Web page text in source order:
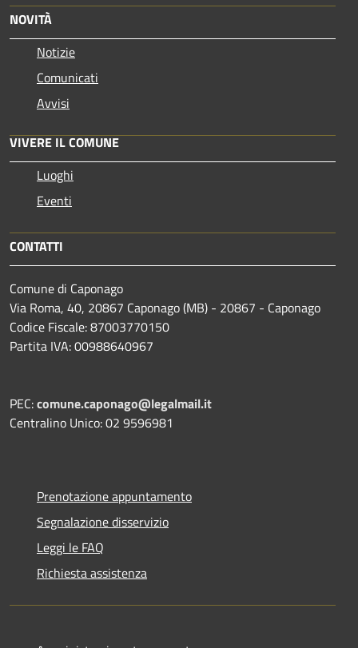
NOVITÀ
Notizie
Comunicati
Avvisi
VIVERE IL COMUNE
Luoghi
Eventi
CONTATTI
Comune di Caponago
Via Roma, 40, 20867 Caponago (MB) - 20867 - Caponago
Codice Fiscale: 87003770150
Partita IVA: 00988640967
PEC:comune.caponago@legalmail.it
Centralino Unico: 02 9596981
Prenotazione appuntamento
Segnalazione disservizio
Leggi le FAQ
Richiesta assistenza